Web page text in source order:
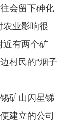
会留下砷化
农业影响很
近有两个矿
村民的“烟子
矿山闪星锑
建立的公司